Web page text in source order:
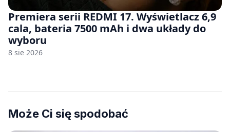
Premiera serii REDMI 17. Wyświetlacz 6,9
cala, bateria 7500 mAh i dwa układy do
wyboru
8 sie 2026
Może Ci się spodobać